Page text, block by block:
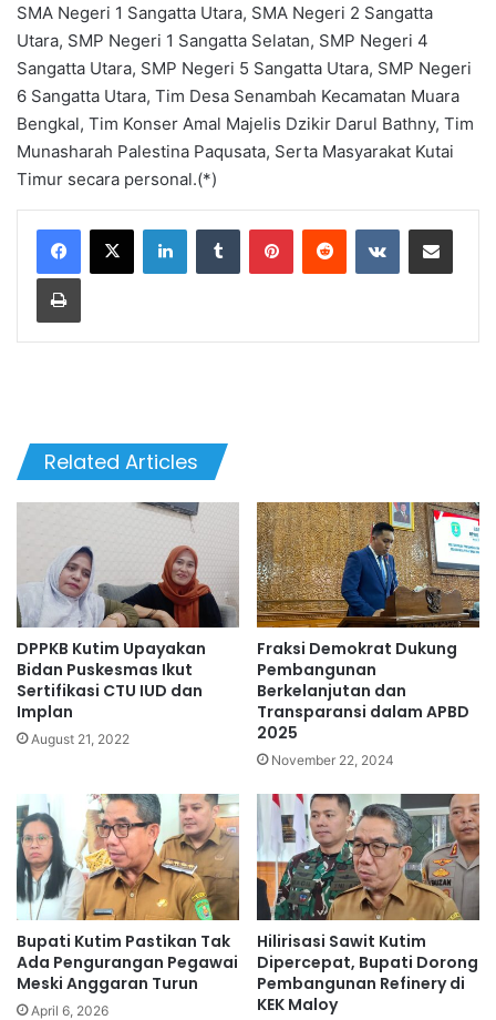
SMA Negeri 1 Sangatta Utara, SMA Negeri 2 Sangatta
Utara, SMP Negeri 1 Sangatta Selatan, SMP Negeri 4
Sangatta Utara, SMP Negeri 5 Sangatta Utara, SMP Negeri
6 Sangatta Utara, Tim Desa Senambah Kecamatan Muara
Bengkal, Tim Konser Amal Majelis Dzikir Darul Bathny, Tim
Munasharah Palestina Paqusata, Serta Masyarakat Kutai
Timur secara personal.(*)
LinkedInTumblr PinterestReddit VKontakteShare via Email
Print
Related Articles
DPPKB Kutim Upayakan
Bidan Puskesmas Ikut
Sertifikasi CTU IUD dan
Implan
August 21, 2022
Fraksi Demokrat Dukung
Pembangunan
Berkelanjutan dan
Transparansi dalam APBD
2025
November 22, 2024
Bupati Kutim Pastikan Tak
Ada Pengurangan Pegawai
Meski Anggaran Turun
April 6, 2026
Hilirisasi Sawit Kutim
Dipercepat, Bupati Dorong
Pembangunan Refinery di
KEK Maloy